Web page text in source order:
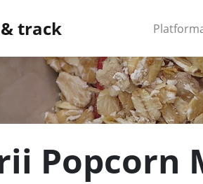
track
Popcorn